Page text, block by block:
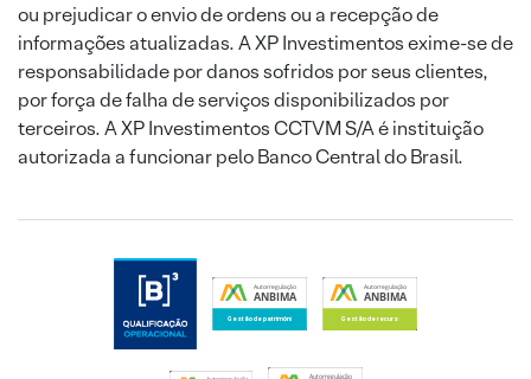
ou prejudicar o envio de ordens ou a recepção de
informações atualizadas. A XP Investimentos exime-se de
responsabilidade por danos sofridos por seus clientes,
por força de falha de serviços disponibilizados por
terceiros. A XP Investimentos CCTVM S/A é instituição
autorizada a funcionar pelo Banco Central do Brasil.